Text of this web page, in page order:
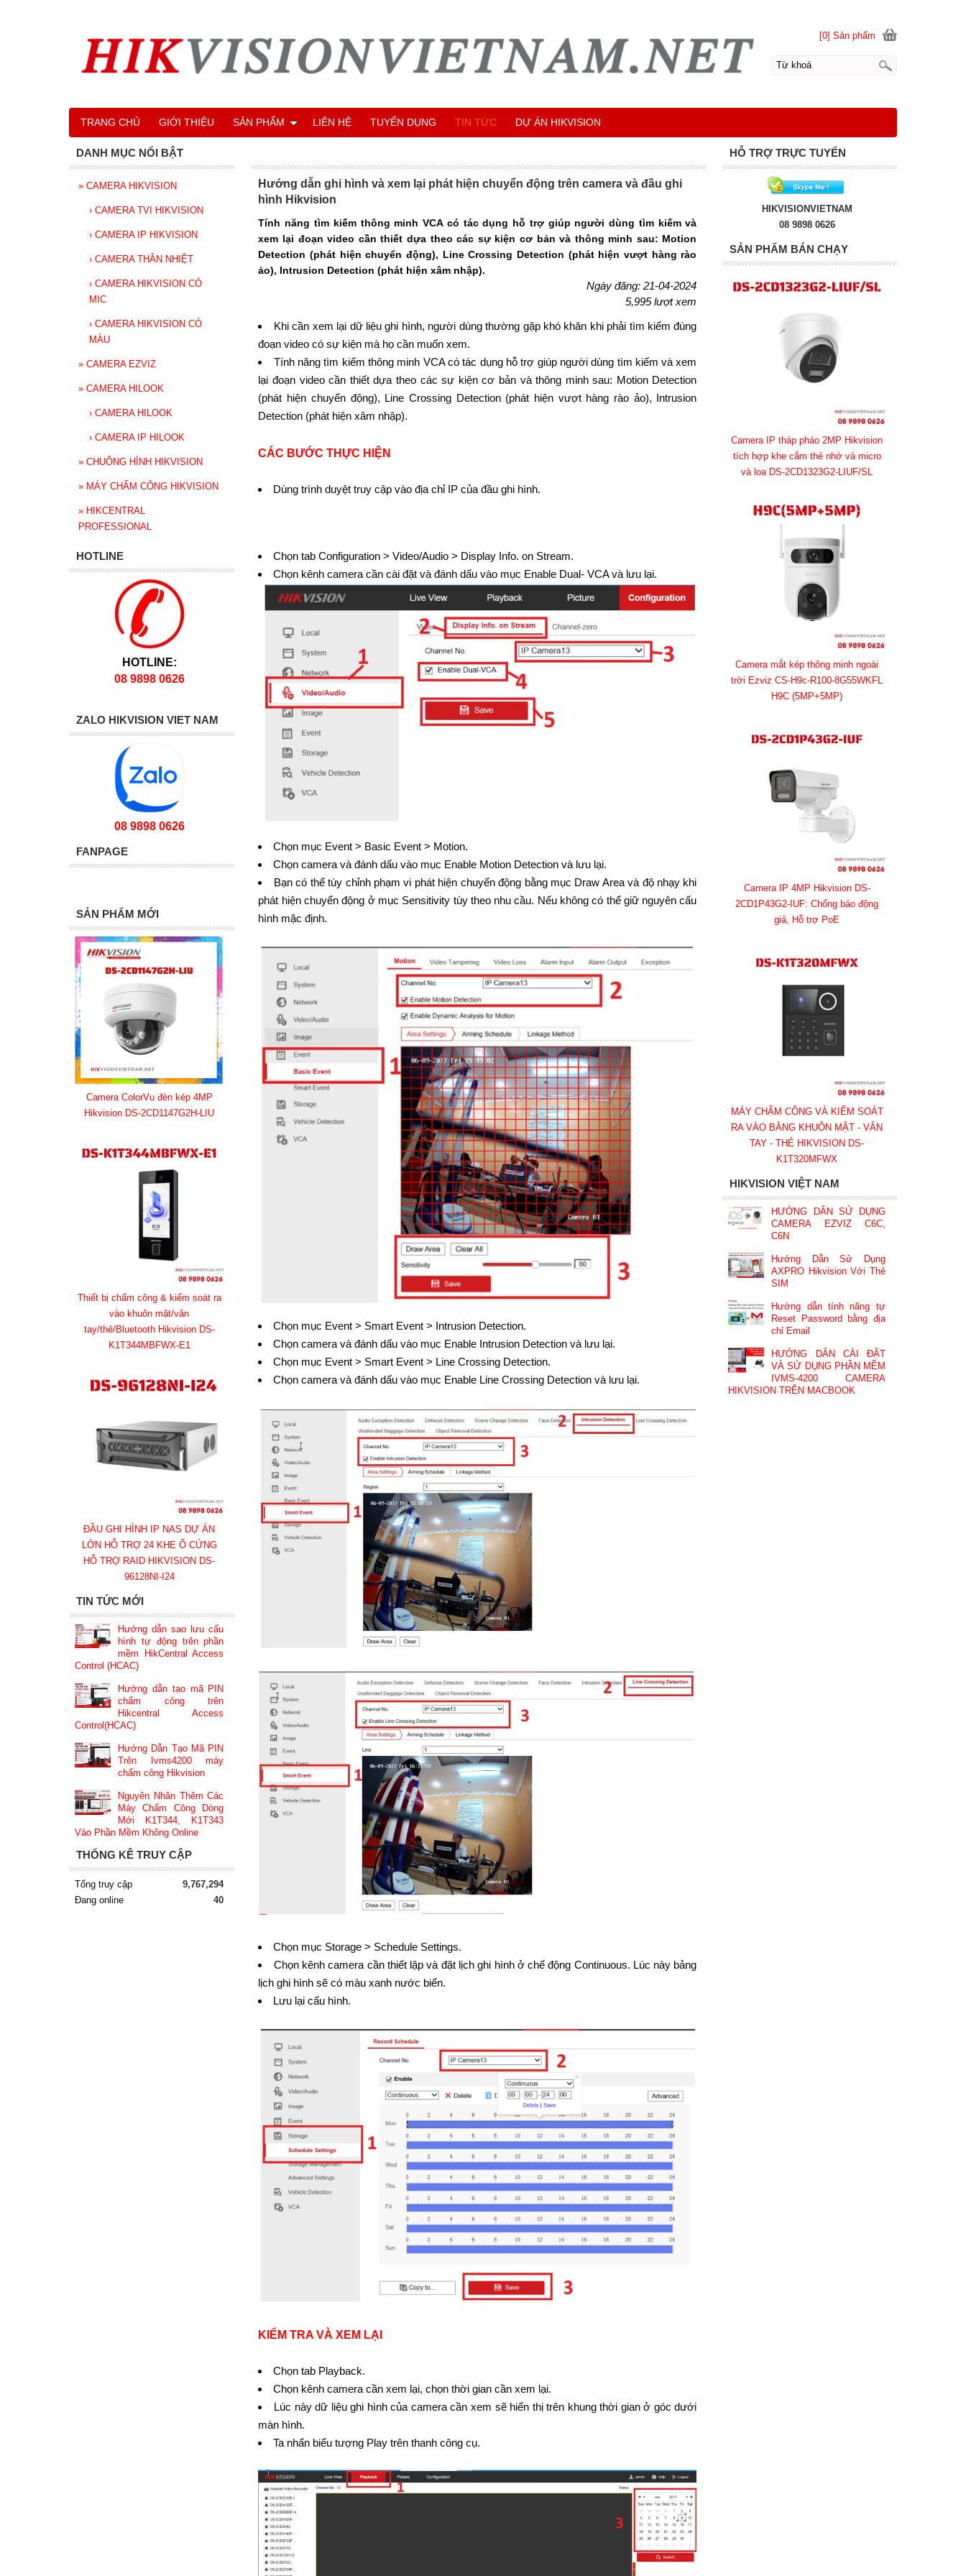
Hướng dẫn ghi hình và xem lại phát hiện chuyển động trên camera và đầu ghi
hình Hikvision
Tính năng tìm kiếm thông minh VCA có tác dụng hỗ trợ giúp người dùng tìm kiếm và
xem lại đoạn video cần thiết dựa theo các sự kiện cơ bản và thông minh sau: Motion
Detection (phát hiện chuyển động), Line Crossing Detection (phát hiện vượt hàng rào
ảo), Intrusion Detection (phát hiện xâm nhập).
Ngày đăng: 21-04-2024
5,995 lượt xem
Khi cần xem lại dữ liệu ghi hình, người dùng thường gặp khó khăn khi phải tìm kiếm đúng
đoạn video có sự kiện mà họ cần muốn xem.
Tính năng tìm kiếm thông minh VCA có tác dụng hỗ trợ giúp người dùng tìm kiếm và xem
lại đoạn video cần thiết dựa theo các sự kiện cơ bản và thông minh sau: Motion Detection
(phát hiện chuyển động), Line Crossing Detection (phát hiện vượt hàng rào ảo), Intrusion
Detection (phát hiện xâm nhập).
CÁC BƯỚC THỰC HIỆN
Dùng trình duyệt truy cập vào địa chỉ IP của đầu ghi hình.
Chọn tab Configuration > Video/Audio > Display Info. on Stream.
Chọn kênh camera cần cài đặt và đánh dấu vào mục Enable Dual- VCA và lưu lại.
Chọn mục Event > Basic Event > Motion.
Chọn camera và đánh dấu vào mục Enable Motion Detection và lưu lại.
Bạn có thể tùy chỉnh phạm vi phát hiện chuyển động bằng mục Draw Area và độ nhạy khi
phát hiện chuyển động ở mục Sensitivity tùy theo nhu cầu. Nếu không có thể giữ nguyên cấu
hình mặc định.
Chọn mục Event > Smart Event > Intrusion Detection.
Chọn camera và đánh dấu vào mục Enable Intrusion Detection và lưu lại.
Chọn mục Event > Smart Event > Line Crossing Detection.
Chọn camera và đánh dấu vào mục Enable Line Crossing Detection và lưu lại.
Chọn mục Storage > Schedule Settings.
Chọn kênh camera cần thiết lập và đặt lịch ghi hình ở chế động Continuous. Lúc này bảng
lịch ghi hình sẽ có màu xanh nước biển.
Lưu lại cấu hình.
KIỂM TRA VÀ XEM LẠI
Chọn tab Playback.
Chọn kênh camera cần xem lại, chọn thời gian cần xem lại.
Lúc này dữ liệu ghi hình của camera cần xem sẽ hiển thị trên khung thời gian ở góc dưới
màn hình.
Ta nhấn biểu tượng Play trên thanh công cụ.
HỖ TRỢ TRỰC TUYẾN
HIKVISIONVIETNAM
08 9898 0626
SẢN PHẨM BÁN CHẠY
Camera IP tháp pháo 2MP Hikvision
tích hợp khe cắm thẻ nhớ và micro
và loa DS-2CD1323G2-LIUF/SL
Camera mắt kép thông minh ngoài
trời Ezviz CS-H9c-R100-8G55WKFL
H9C (5MP+5MP)
Camera IP 4MP Hikvision DS-
2CD1P43G2-IUF: Chống báo động
giả, Hỗ trợ PoE
MÁY CHẤM CÔNG VÀ KIỂM SOÁT
RA VÀO BẰNG KHUÔN MẶT - VÂN
TAY - THẺ HIKVISION DS-
K1T320MFWX
HIKVISION VIỆT NAM
HƯỚNG DẪN SỬ DỤNG
CAMERA EZVIZ C6C,
C6N
Hướng Dẫn Sử Dụng
AXPRO Hikvision Với Thẻ
SIM
Hướng dẫn tính năng tự
Reset Password bằng địa
chỉ Email
HƯỚNG DẪN CÀI ĐẶT
VÀ SỬ DỤNG PHẦN MỀM
IVMS-4200 CAMERA
HIKVISION TRÊN MACBOOK
DANH MỤC NỔI BẬT
» CAMERA HIKVISION
› CAMERA TVI HIKVISION
› CAMERA IP HIKVISION
› CAMERA THÂN NHIỆT
› CAMERA HIKVISION CÓ
MIC
› CAMERA HIKVISION CÓ
MÀU
» CAMERA EZVIZ
» CAMERA HILOOK
› CAMERA HILOOK
› CAMERA IP HILOOK
» CHUÔNG HÌNH HIKVISION
» MÁY CHẤM CÔNG HIKVISION
» HIKCENTRAL
PROFESSIONAL
HOTLINE
HOTLINE:
08 9898 0626
ZALO HIKVISION VIET NAM
08 9898 0626
FANPAGE
SẢN PHẨM MỚI
Camera ColorVu đèn kép 4MP
Hikvision DS-2CD1147G2H-LIU
Thiết bị chấm công & kiểm soát ra
vào khuôn mặt/vân
tay/thẻ/Bluetooth Hikvision DS-
K1T344MBFWX-E1
ĐẦU GHI HÌNH IP NAS DỰ ÁN
LỚN HỖ TRỢ 24 KHE Ổ CỨNG
HỖ TRỢ RAID HIKVISION DS-
96128NI-I24
TIN TỨC MỚI
Hướng dẫn sao lưu cấu
hình tự động trên phần
mềm HikCentral Access
Control (HCAC)
Hướng dẫn tạo mã PIN
chấm công trên
Hikcentral Access
Control(HCAC)
Hướng Dẫn Tạo Mã PIN
Trên Ivms4200 máy
chấm công Hikvision
Nguyên Nhân Thêm Các
Máy Chấm Công Dòng
Mới K1T344, K1T343
Vào Phần Mềm Không Online
THỐNG KÊ TRUY CẬP
Tổng truy cập
9,767,294
Đang online
40
[0] Sản phẩm
TRANG CHỦ GIỚI THIỆU SẢN PHẨM LIÊN HỆ TUYỂN DỤNG TIN TỨC DỰ ÁN HIKVISION